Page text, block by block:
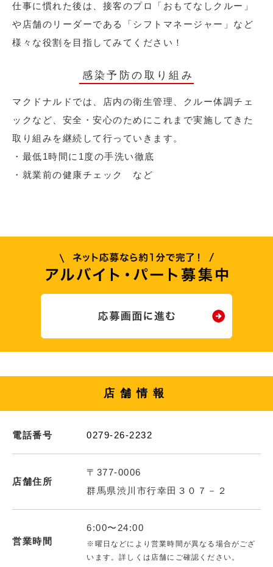
仕事に慣れた後は、接客のプロ「おもてなしクルー」
や店舗のリーダーである「シフトマネージャー」など
様々な役割を目指してみてください！
感染予防の取り組み
マクドナルドでは、店内の衛生管理、クルー体調チェ
ックなど、安全・安心のためにこれまで実施してきた
取り組みを継続して行っていきます。
・最低1時間に1度の手洗い徹底
・就業前の健康チェック など
店舗情報
電話番号 0279-26-2232
店舗住所
〒377-0006
群馬県渋川市行幸田３０７－２
営業時間
6:00〜24:00
※曜日などにより営業時間が異なる場合がござ
います。詳しくは店舗にご確認ください。